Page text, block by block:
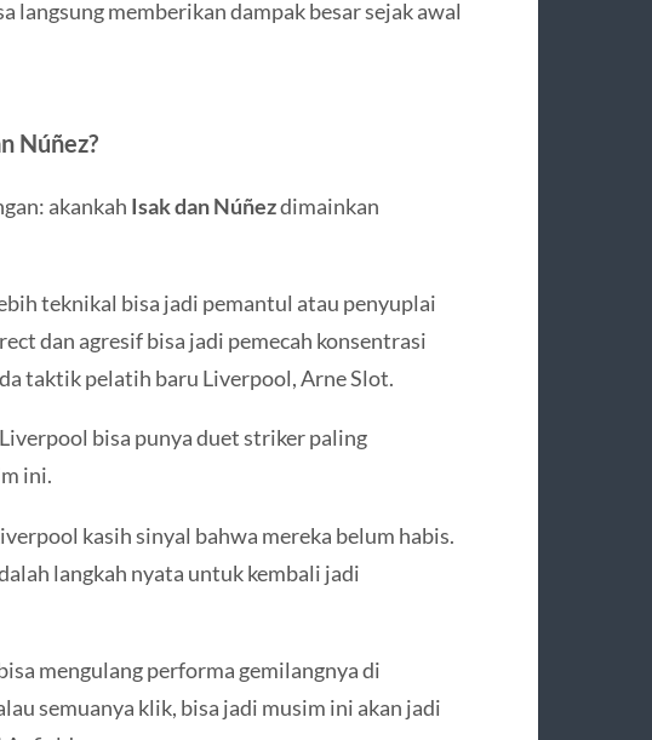
langsung memberikan dampak besar sejak awal
Núñez?
akankah Isak dan Núñezdimainkan
teknikal bisa jadi pemantul atau penyuplai
dan agresif bisa jadi pemecah konsentrasi
taktik pelatih baru Liverpool, Arne Slot.
bisa punya duet striker paling
ini.
kasih sinyal bahwa mereka belum habis.
langkah nyata untuk kembali jadi
mengulang performa gemilangnya di
semuanya klik, bisa jadi musim ini akan jadi